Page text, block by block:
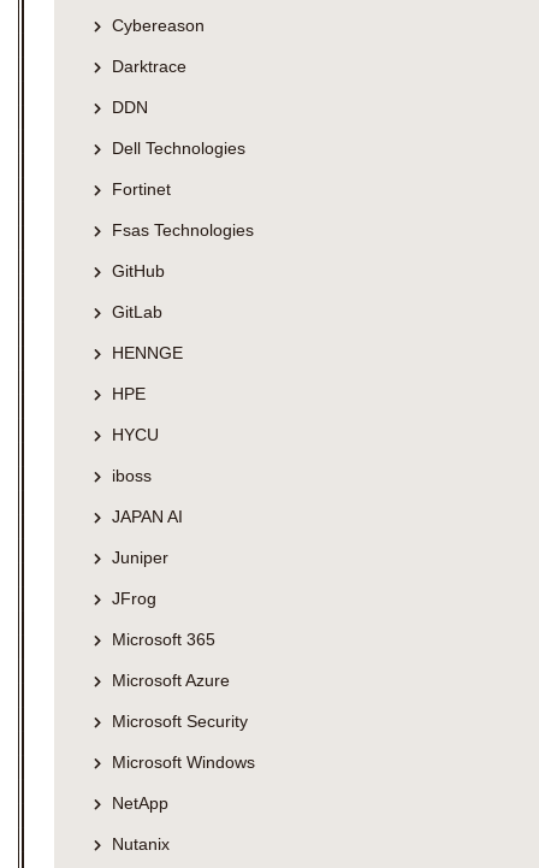
Cybereason
Darktrace
DDN
Dell Technologies
Fortinet
Fsas Technologies
GitHub
GitLab
HENNGE
HPE
HYCU
iboss
JAPAN AI
Juniper
JFrog
Microsoft 365
Microsoft Azure
Microsoft Security
Microsoft Windows
NetApp
Nutanix